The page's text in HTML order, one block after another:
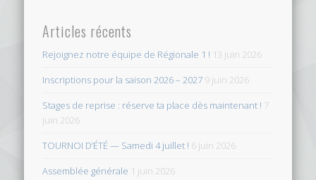
Articles récents
Rejoignez notre équipe de Régionale 1 ! 13 juin 2026
Inscriptions pour la saison 2026 – 2027 9 juin 2026
Stages de reprise : réserve ta place dès maintenant ! 7
juin 2026
TOURNOI D’ÉTÉ — Samedi 4 juillet ! 6 juin 2026
Assemblée générale 1 juin 2026